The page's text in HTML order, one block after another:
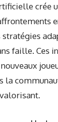
crée
stratégies
faille. Ces
la